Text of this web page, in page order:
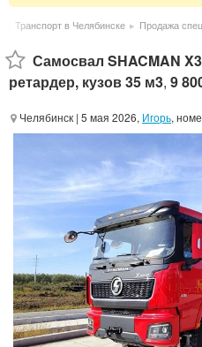
Транспорт в Челябинске ▸ Продажа
Самосвал SHACMAN
ретардер, кузов 35 м3, 9
Челябинск | 5 мая 2026, Игорь,